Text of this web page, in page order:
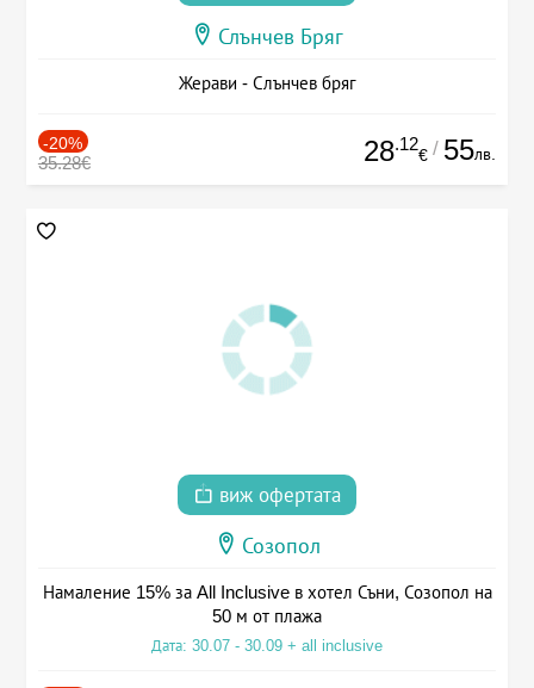
Слънчев Бряг
Жерави - Слънчев бряг
-20%
35.28€ 28.12
€ / 55лв.
виж офертата
Созопол
Намаление 15% за All Inclusive в хотел Съни, Созопол на
50 м от плажа
Дата: 30.07 - 30.09 + all inclusive